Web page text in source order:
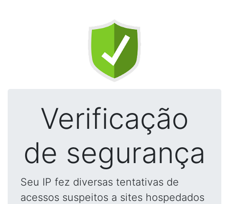
Verificação
de segurança
Seu IP fez diversas tentativas de
acessos suspeitos a sites hospedados